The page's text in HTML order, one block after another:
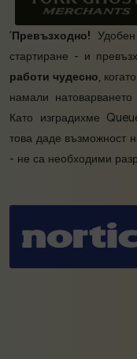
‘Превъзходно!
стартиране - и
работи чудесно,
намали
Като изградихме
това даде възможност
- не са необходими